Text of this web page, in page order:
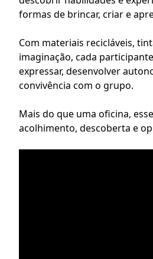
formas de brincar, criar e
Com materiais recicláveis,
imaginação, cada
expressar, desenvolver
convivência com o grupo.
Mais do que uma oficina,
acolhimento, descoberta e